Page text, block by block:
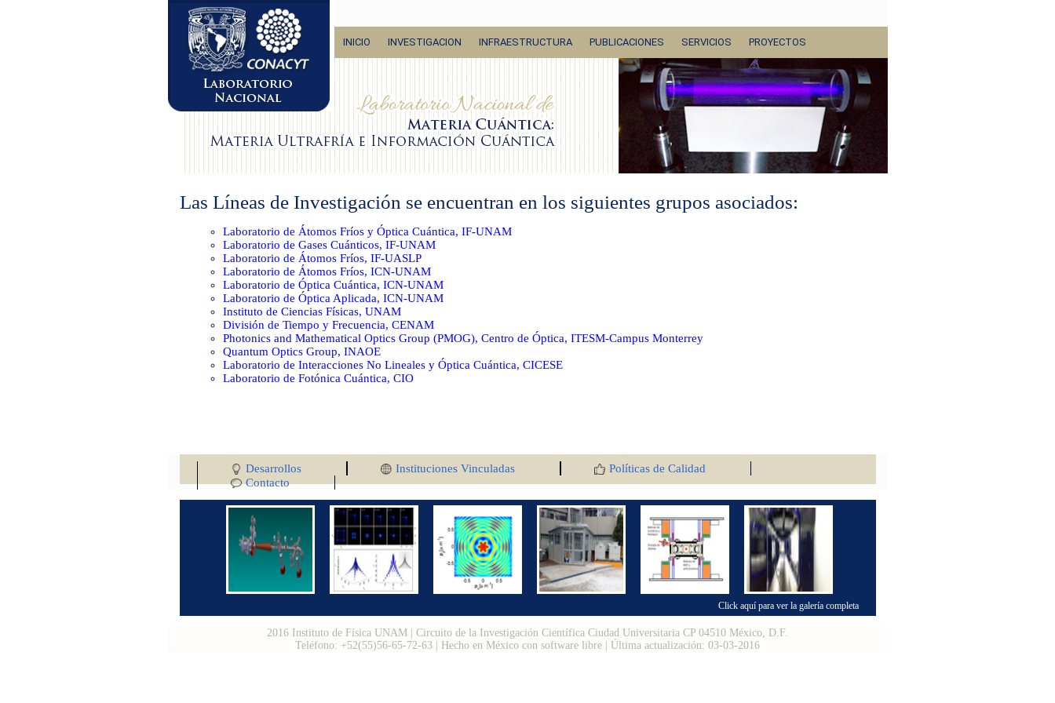
INICIO INVESTIGACION INFRAESTRUCTURA PUBLICACIONES SERVICIOS PROYECTOS
Las Líneas de Investigación se encuentran en los siguientes grupos asociados:
Laboratorio de Átomos Fríos y Óptica Cuántica, IF-UNAM
Laboratorio de Gases Cuánticos, IF-UNAM
Laboratorio de Átomos Fríos, IF-UASLP
Laboratorio de Átomos Fríos, ICN-UNAM
Laboratorio de Óptica Cuántica, ICN-UNAM
Laboratorio de Óptica Aplicada, ICN-UNAM
Instituto de Ciencias Físicas, UNAM
División de Tiempo y Frecuencia, CENAM
Photonics and Mathematical Optics Group (PMOG), Centro de Óptica, ITESM-Campus Monterrey
Quantum Optics Group, INAOE
Laboratorio de Interacciones No Lineales y Óptica Cuántica, CICESE
Laboratorio de Fotónica Cuántica, CIO
Desarrollos Instituciones Vinculadas
Políticas de Calidad
Contacto
Click aquí para ver la galería completa
2016 Instituto de Física UNAM | Circuito de la Investigación Científica Ciudad Universitaria CP 04510 México, D.F.
Teléfono: +52(55)56-65-72-63 | Hecho en México con software libre | Última actualización: 03-03-2016